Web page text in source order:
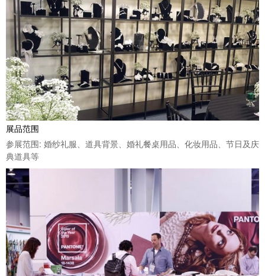
展品范围
参展范围: 婚纱礼服、道具背景、婚礼餐桌用品、化妆用品、节日及庆
典道具等